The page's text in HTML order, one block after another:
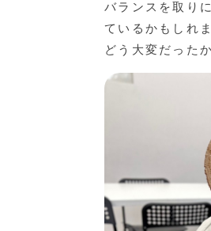
バランスを取り
ているかもしれ
どう大変だった